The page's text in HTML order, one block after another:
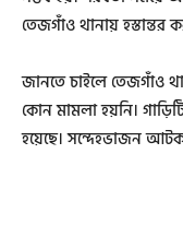
তেজগাঁও থানায় হস্তান্তর
জানতে চাইলে তেজগাঁও
কোন মামলা হয়নি।
হয়েছে। সন্দেহভাজন আটক